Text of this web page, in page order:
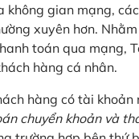
gian mạng,
xuyên hơn.
toán qua mạng,
hàng cá nhân.
hàng có tài
chuyển khoản và